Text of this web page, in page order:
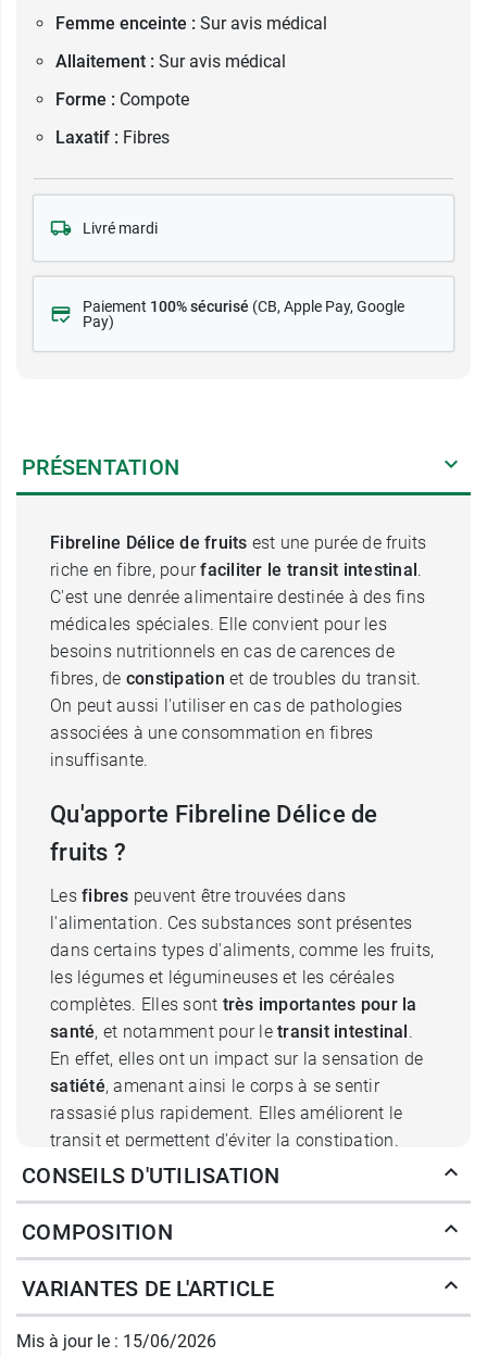
Femme enceinte : Sur avis médical
Allaitement : Sur avis médical
Forme : Compote
Laxatif : Fibres
Livré mardi
Paiement 100% sécurisé (CB, Apple Pay, Google
Pay)
PRÉSENTATION
Fibreline Délice de fruits est une purée de fruits
riche en fibre, pourfaciliter le transit intestinal.
C'est une denrée alimentaire destinée à des fins
médicales spéciales. Elle convient pour les
besoins nutritionnels en cas de carences de
fibres, de constipation et de troubles du transit.
On peut aussi l'utiliser en cas de pathologies
associées à une consommation en fibres
insuffisante.
Qu'apporte Fibreline Délice de
fruits ?
Les fibres peuvent être trouvées dans
l'alimentation. Ces substances sont présentes
dans certains types d'aliments, comme les fruits,
les légumes et légumineuses et les céréales
complètes. Elles sont très importantes pour la
santé, et notamment pour letransit intestinal.
En effet, elles ont un impact sur la sensation de
satiété, amenant ainsi le corps à se sentir
rassasié plus rapidement. Elles améliorent le
transit et permettent d'éviter la constipation.
Ellesdiminuent la charge glycémique
aurait des effets bénéfiques dans certaines
elles aident le corps à éliminer des substances
nocives.
CONSEILS D'UTILISATION
COMPOSITION
VARIANTES DE L'ARTICLE
Mis à jour le : 15/06/2026